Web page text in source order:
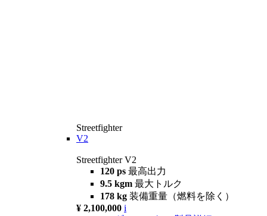
Streetfighter
V2
Streetfighter V2
120 ps 最高出力
9.5 kgm 最大トルク
178 kg 装備重量（燃料を除く）
¥ 2,100,000 i